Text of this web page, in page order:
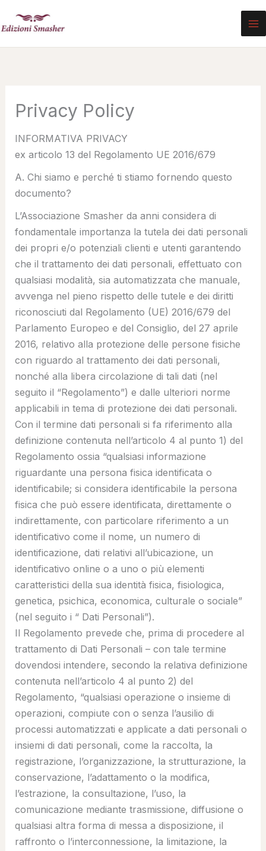
al
Privacy Policy
INFORMATIVA PRIVACY
ex articolo 13 del Regolamento UE 2016/679
A. Chi siamo e perché ti stiamo fornendo questo
documento?
L’Associazione Smasher da anni considera di
fondamentale importanza la tutela dei dati personali
dei propri e/o potenziali clienti e utenti garantendo
che il trattamento dei dati personali, effettuato con
qualsiasi modalità, sia automatizzata che manuale,
avvenga nel pieno rispetto delle tutele e dei diritti
riconosciuti dal Regolamento (UE) 2016/679 del
Parlamento Europeo e del Consiglio, del 27 aprile
2016, relativo alla protezione delle persone fisiche
con riguardo al trattamento dei dati personali,
nonché alla libera circolazione di tali dati (nel
seguito il “Regolamento”) e dalle ulteriori norme
applicabili in tema di protezione dei dati personali.
Con il termine dati personali si fa riferimento alla
definizione contenuta nell’articolo 4 al punto 1) del
Regolamento ossia “qualsiasi informazione
riguardante una persona fisica identificata o
identificabile; si considera identificabile la persona
fisica che può essere identificata, direttamente o
indirettamente, con particolare riferimento a un
identificativo come il nome, un numero di
identificazione, dati relativi all’ubicazione, un
identificativo online o a uno o più elementi
caratteristici della sua identità fisica, fisiologica,
genetica, psichica, economica, culturale o sociale”
(nel seguito i “ Dati Personali”).
Il Regolamento prevede che, prima di procedere al
trattamento di Dati Personali – con tale termine
dovendosi intendere, secondo la relativa definizione
contenuta nell’articolo 4 al punto 2) del
Regolamento, “qualsiasi operazione o insieme di
operazioni, compiute con o senza l’ausilio di
processi automatizzati e applicate a dati personali o
insiemi di dati personali, come la raccolta, la
registrazione, l’organizzazione, la strutturazione, la
conservazione, l’adattamento o la modifica,
l’estrazione, la consultazione, l’uso, la
comunicazione mediante trasmissione, diffusione o
qualsiasi altra forma di messa a disposizione, il
raffronto o l’interconnessione, la limitazione, la